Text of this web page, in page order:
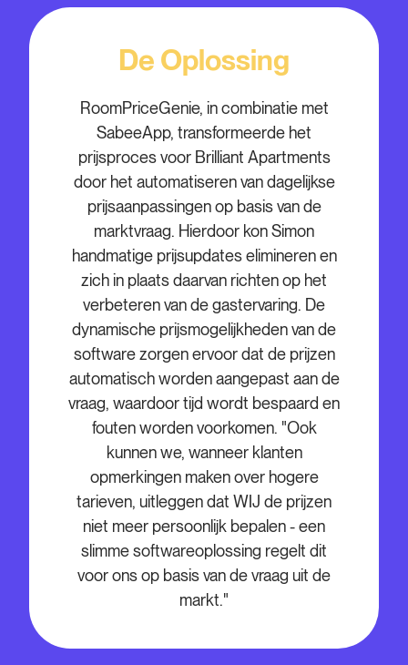
De Oplossing
RoomPriceGenie, in combinatie met
SabeeApp, transformeerde het
prijsproces voor Brilliant Apartments
door het automatiseren van dagelijkse
prijsaanpassingen op basis van de
marktvraag. Hierdoor kon Simon
handmatige prijsupdates elimineren en
zich in plaats daarvan richten op het
verbeteren van de gastervaring. De
dynamische prijsmogelijkheden van de
software zorgen ervoor dat de prijzen
automatisch worden aangepast aan de
vraag, waardoor tijd wordt bespaard en
fouten worden voorkomen. "Ook
kunnen we, wanneer klanten
opmerkingen maken over hogere
tarieven, uitleggen dat WIJ de prijzen
niet meer persoonlijk bepalen - een
slimme softwareoplossing regelt dit
voor ons op basis van de vraag uit de
markt."